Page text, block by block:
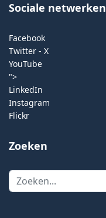
Sociale netwerken
Facebook
Twitter - X
YouTube
">
LinkedIn
Instagram
Flickr
Zoeken
Zoeken